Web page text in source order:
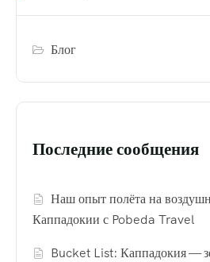
Блог
Последние сообщения
Наш опыт полёта на
Каппадокии с Pobeda Travel
Bucket List: Каппадокия —